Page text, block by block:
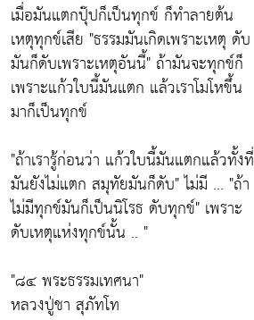
เมื่อมันแตกปุ๊ปก็เป็นทุกข์ ก็ทำลายต้น
เหตุทุกข์เสีย "ธรรมมันเกิดเพราะเหตุ ดับ
มันก็ดับเพราะเหตุอันนี้"ถ้ามันจะทุกข์ก็
เพราะแก้วใบนี้มันแตก แล้วเราโมโหขึ้น
มาก็เป็นทุกข์
"ถ้าเรารู้ก่อนว่า แก้วใบนี้มันแตกแล้วทั้งที่
มันยังไม่แตก สมุทัยมันก็ดับ"ไม่มี ... "ถ้า
ไม่มีทุกข์มันก็เป็นนิโรธ ดับทุกข์" เพราะ
ดับเหตุแห่งทุกข์นั้น .. "
"๘๔ พระธรรมเทศนา"
หลวงปู่ชา สุภัทโท